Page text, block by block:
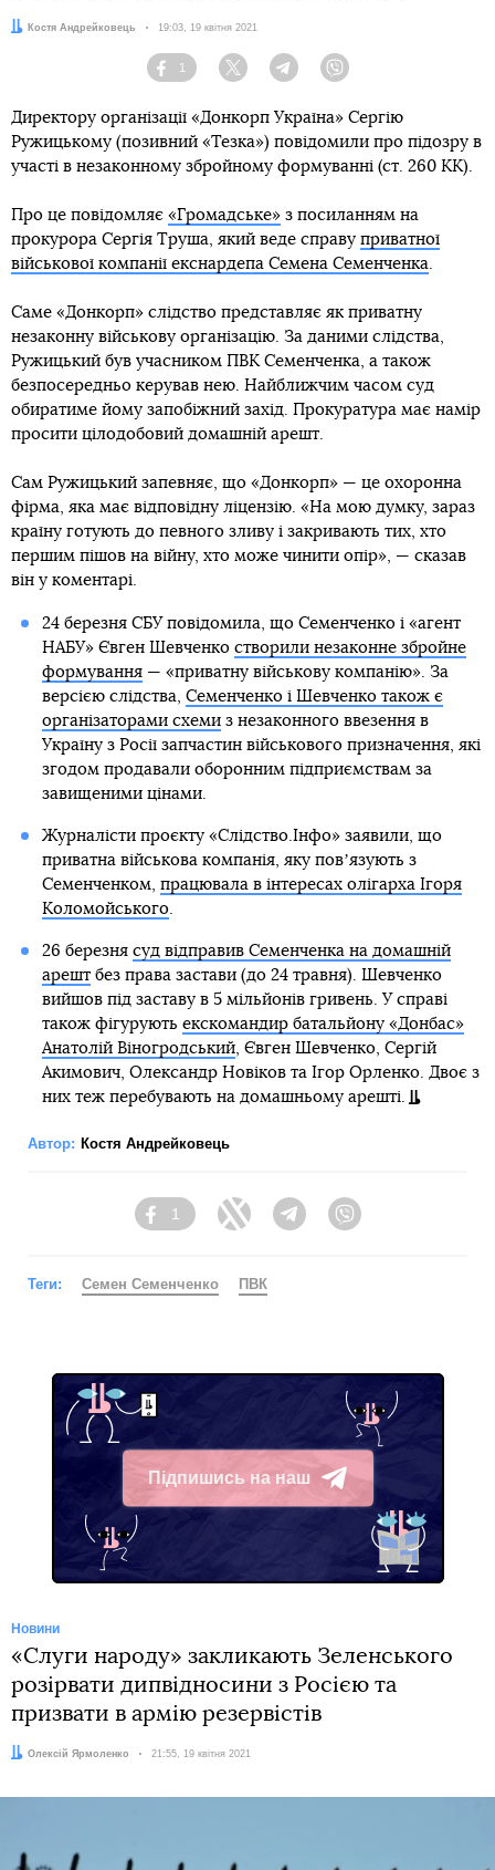
Автор:Костя Андрейковець Дата:
19:03, 19 квітня 2021
Facebook
1
Twitter TelegramViber
Директору організації «Донкорп Україна» Сергію
Ружицькому (позивний «Тезка») повідомили про підозру в
участі в незаконному збройному формуванні (ст. 260 КК).
Про це повідомляє «Громадське» з посиланням на
прокурора Сергія Труша, який веде справу приватної
військової компанії екснардепа Семена Семенченка.
Саме «Донкорп» слідство представляє як приватну
незаконну військову організацію. За даними слідства,
Ружицький був учасником ПВК Семенченка, а також
безпосередньо керував нею. Найближчим часом суд
обиратиме йому запобіжний захід. Прокуратура має намір
просити цілодобовий домашній арешт.
Сам Ружицький запевняє, що «Донкорп» — це охоронна
фірма, яка має відповідну ліцензію. «На мою думку, зараз
країну готують до певного зливу і закривають тих, хто
першим пішов на війну, хто може чинити опір», — сказав
він у коментарі.
24 березня СБУ повідомила, що Семенченко і «агент
НАБУ» Євген Шевченко створили незаконне збройне
формування— «приватну військову компанію». За
версією слідства, Семенченко і Шевченко також є
організаторами схемиз незаконного ввезення в
Україну з Росії запчастин військового призначення, які
згодом продавали оборонним підприємствам за
завищеними цінами.
Журналісти проєкту «Слідство.Інфо» заявили, що
приватна військова компанія, яку повʼязують з
Семенченком, працювала в інтересах олігарха Ігоря
Коломойського.
26 березня суд відправив Семенченка на домашній
арештбез права застави (до 24 травня). Шевченко
вийшов під заставу в 5 мільйонів гривень. У справі
також фігурують екскомандир батальйону «Донбас»
Анатолій Віногродський, Євген Шевченко, Сергій
Акимович, Олександр Новіков та Ігор Орленко. Двоє з
них теж перебувають на домашньому арешті.
Автор: Костя Андрейковець
Facebook
1
Twitter TelegramViber
Теги: Семен Семенченко ПВК
Підпишись на наш
Telegram
Новини
«Слуги народу» закликають Зеленського
розірвати дипвідносини з Росією та
призвати в армію резервістів
Автор:
Олексій Ярмоленко Дата:
21:55, 19 квітня 2021